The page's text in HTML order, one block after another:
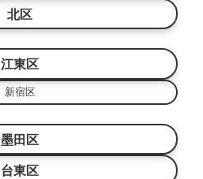
北区
江東区
新宿区
墨田区
台東区